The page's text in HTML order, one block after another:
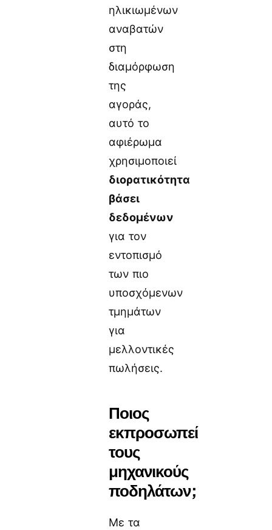
ηλικιωμένων
αναβατών
στη
διαμόρφωση
της
αγοράς,
αυτό το
αφιέρωμα
χρησιμοποιεί
διορατικότητα
βάσει
δεδομένων
για τον
εντοπισμό
των πιο
υποσχόμενων
τμημάτων
για
μελλοντικές
πωλήσεις.
Ποιος
εκπροσωπεί
τους
μηχανικούς
ποδηλάτων;
Με τα